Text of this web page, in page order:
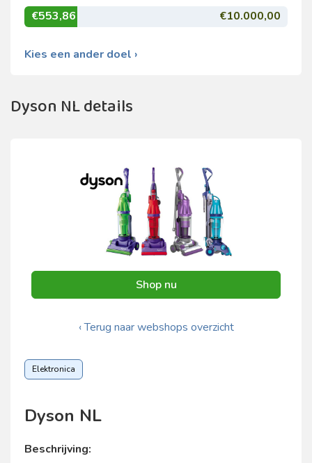
€553,86
€10.000,00
Kies een ander doel ›
Dyson NL details
Shop nu
‹ Terug naar webshops overzicht
Elektronica
Dyson NL
Beschrijving: